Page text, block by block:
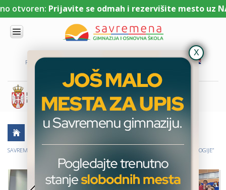
Prijavite se odmah i rezervišite mesto uz
PORTAL ZA UČENIKE
NAMA
KOMBINOVANI
PROGRAM
NACIONALNI
PROGRAM
CAMBRIDGE
PROGRAM
SAVREMENO
OBRAZOVANJE
EKOLOŠKE AKCIJE
SAVREMENI GIMNAZIJALCI NA SEMINARU „ŠKOLA ODRŽIVOG RAZVOJA I EKOLOGIJE”